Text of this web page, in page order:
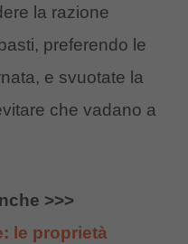
la razione
preferendo le
e svuotate la
che vadano a
>>>
le proprietà